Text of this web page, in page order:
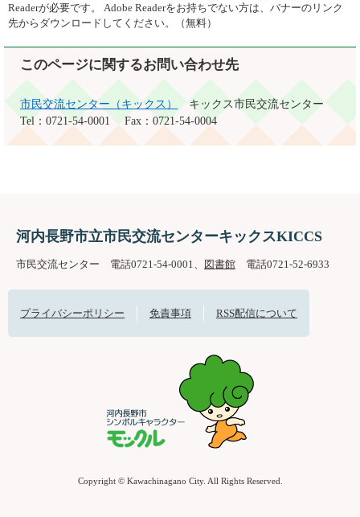
Readerが必要です。
Adobe Readerをお持ちでない方は、バナーのリンク
先からダウンロードしてください。（無料）
このページに関するお問い合わせ先
市民交流センター（キックス）
キックス市民交流センター
Tel：0721-54-0001
Fax：0721-54-0004
河内長野市立市民交流センターキックスKICCS
市民交流センター 電話0721-54-0001、 図書館 電話0721-52-6933
プライバシーポリシー 免責事項 RSS配信について
Copyright © Kawachinagano City. All Rights Reserved.